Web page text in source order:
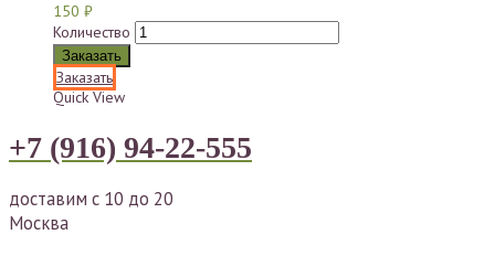
150 ₽
Количество
Заказать
Заказать
Quick View
+7 (916) 94-22-555
доставим с 10 до 20
Москва